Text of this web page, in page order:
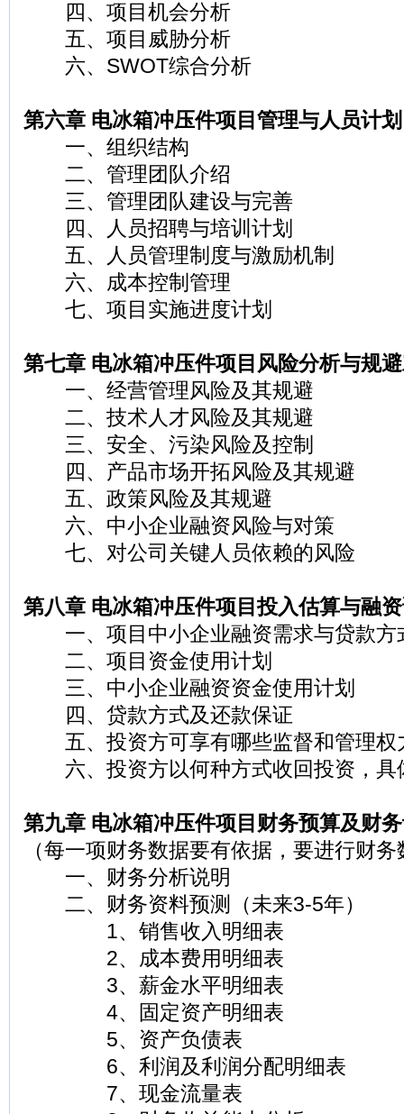
四、项目机会分析
五、项目威胁分析
六、SWOT综合分析
第六章 电冰箱冲压件项目管理与人员计划
一、组织结构
二、管理团队介绍
三、管理团队建设与完善
四、人员招聘与培训计划
五、人员管理制度与激励机制
六、成本控制管理
七、项目实施进度计划
第七章 电冰箱冲压件项目风险分析与规
一、经营管理风险及其规避
二、技术人才风险及其规避
三、安全、污染风险及控制
四、产品市场开拓风险及其规避
五、政策风险及其规避
六、中小企业融资风险与对策
七、对公司关键人员依赖的风险
第八章 电冰箱冲压件项目投入估算与融
一、项目中小企业融资需求与贷款方
二、项目资金使用计划
三、中小企业融资资金使用计划
四、贷款方式及还款保证
五、投资方可享有哪些监督和管理权
六、投资方以何种方式收回投资，具
第九章 电冰箱冲压件项目财务预算及财
（每一项财务数据要有依据，要进行财
一、财务分析说明
二、财务资料预测（未来3-5年）
1、销售收入明细表
2、成本费用明细表
3、薪金水平明细表
4、固定资产明细表
5、资产负债表
6、利润及利润分配明细表
7、现金流量表